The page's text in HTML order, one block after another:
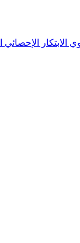
الابتكار الإحصائي